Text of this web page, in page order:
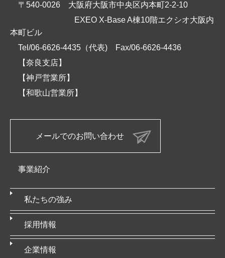
〒540-0026 大阪府大阪市中央区内本町2-2-10
EXEO X-Base A棟10階エクシオ大阪内
本町ビル
Tel/06-6626-4435（代表)
Fax/06-6626-4436
【奈良支店】
【神戸営業所】
【和歌山営業所】
メールでのお問い合わせ
事業紹介
私たちの強み
採用情報
企業情報